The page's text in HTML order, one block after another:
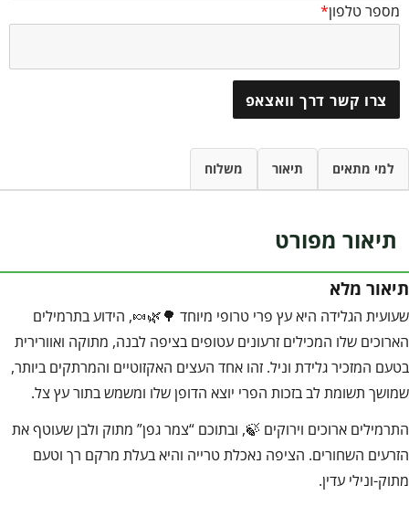
מספר טלפון*
צרו קשר דרך וואצאפ
למי מתאים תיאור משלוח
תיאור מפורט
תיאור מלא
שעועית הגלידה היא עץ פרי טרופי מיוחד 🌳🌿🍬, הידוע בתרמילים
הארוכים שלו המכילים זרעונים עטופים בציפה לבנה, מתוקה ואוורירית
בטעם המזכיר גלידת וניל. זהו אחד העצים האקזוטיים והמרתקים ביותר,
שמושך תשומת לב בזכות הפרי יוצא הדופן שלו ומשמש בתור עץ צל.
התרמילים ארוכים וירוקים 🍃, ובתוכם “צמר גפן” מתוק ולבן שעוטף את
הזרעים השחורים. הציפה נאכלת טרייה והיא בעלת מרקם רך וטעם
מתוק-ונילי עדין.